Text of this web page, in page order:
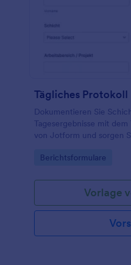
Tägliches Protokoll
Dokumentieren Sie
Tagesergebnisse mit
von Jotform und sorgen
Go to Category:
Berichtsformulare
Vorlage